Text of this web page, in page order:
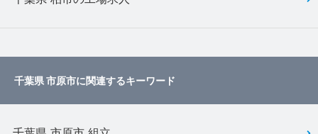
千葉県 市原市に関連するキーワード